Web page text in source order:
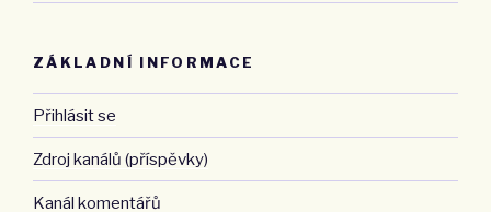
ZÁKLADNÍ INFORMACE
Přihlásit se
Zdroj kanálů (příspěvky)
Kanál komentářů